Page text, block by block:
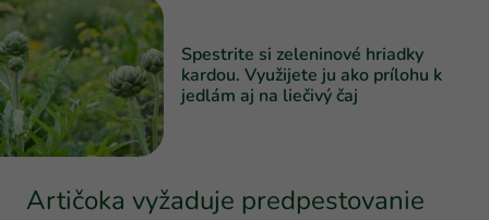
Spestrite si zeleninové hriadky
kardou. Využijete ju ako prílohu k
jedlám aj na liečivý čaj
Artičoka vyžaduje predpestovanie